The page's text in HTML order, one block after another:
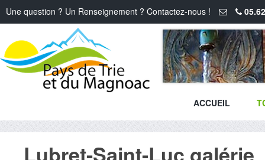
Une question ? Un Renseignement ? Contactez-nous !
ACCUEIL
Lubret-Saint-Luc galérie